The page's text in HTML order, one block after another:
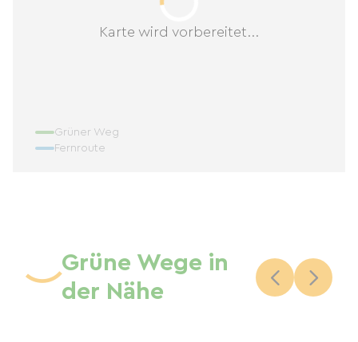
Karte wird vorbereitet...
Grüner Weg
Fernroute
Grüne Wege in
der Nähe